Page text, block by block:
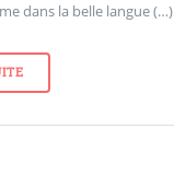
dans la belle langue (…)